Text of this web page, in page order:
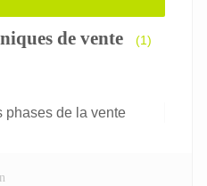
de vente (1)
phases de la vente